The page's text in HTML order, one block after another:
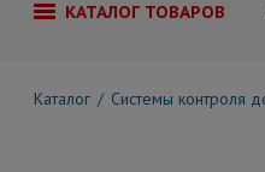
КАТАЛОГ ТОВАРОВ
Каталог Системы контроля